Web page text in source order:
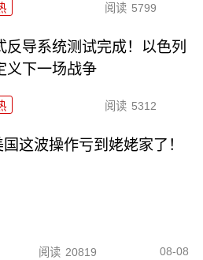
阅读 5799
反导系统测试完成！以色列
义下一场战争
阅读 5312
这波操作亏到姥姥家了！
阅读 20819 08-08